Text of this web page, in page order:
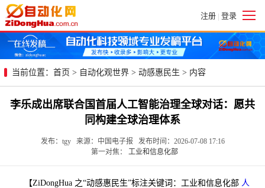
注册 | 登录
当前位置： 首页 > 自动化观世界 > 动感惠民生 > 内容
李乐成出席联合国首届人工智能治理全球对话：愿共
同构建全球治理体系
发布：tgy 来源：中国电子报 发布时间：2026-07-08 17:16
第一对焦：
工业和信息化部
【ZiDongHua 之“动感惠民生”标注关键词：工业和信息化部 人